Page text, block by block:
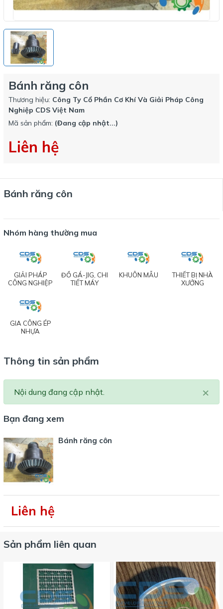
Bánh răng côn
Thương hiệu: Công Ty Cổ Phần Cơ Khí Và Giải Pháp Công
Nghiệp CDS Việt Nam
Mã sản phẩm: (Đang cập nhật...)
Liên hệ
Bánh răng côn
Nhóm hàng thường mua
GIẢI PHÁP
CÔNG NGHIỆP
ĐỒ GÁ-JIG, CHI
TIẾT MÁY
KHUÔN MẪU
THIẾT BỊ NHÀ
XƯỞNG
GIA CÔNG ÉP
NHỰA
Thông tin sản phẩm
×
Nội dung đang cập nhật.
Bạn đang xem
Bánh răng côn
Liên hệ
Sản phẩm liên quan